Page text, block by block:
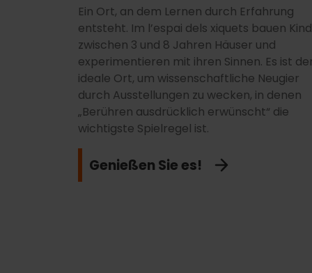
Ein Ort, an dem Lernen durch Erfahrung
entsteht. Im l’espai dels xiquets bauen
zwischen 3 und 8 Jahren Häuser und
experimentieren mit ihren Sinnen. Es ist
ideale Ort, um wissenschaftliche Neugier
durch Ausstellungen zu wecken, in denen
„Berühren ausdrücklich erwünscht“ die
wichtigste Spielregel ist.
Genießen Sie es!
Reisen Sie durch den Weltraum in diesem
digitalen Kino mit einer 900 m² großen
konkaven Leinwand. Die 3D-Vorführungen
über Astronomie und Natur sind so
dass Kinder die Geheimnisse des
und der Dinosaurier auf visuell
beeindruckende, fesselnde und sehr
unterhaltsame Weise entdecken können.
Entdecken Sie es